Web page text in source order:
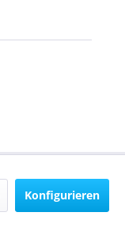
Konfigurieren